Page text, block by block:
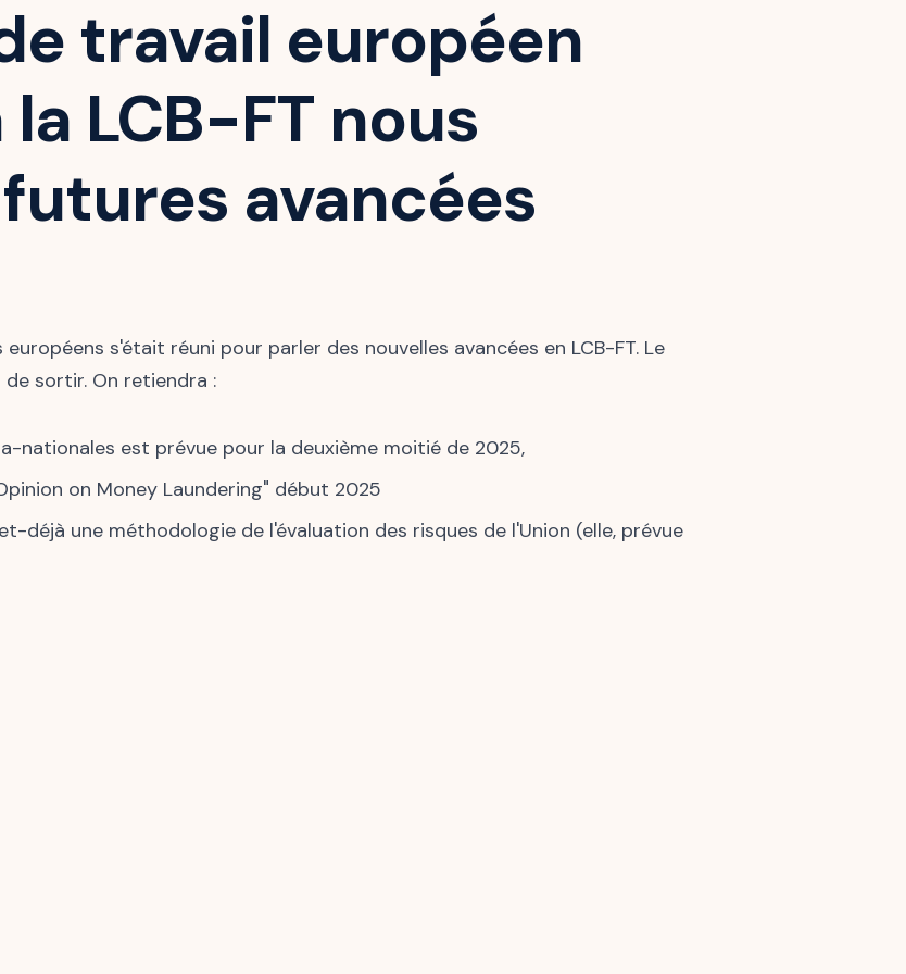
travail européen
LCB-FT nous
avancées
s'était réuni pour parler des nouvelles avancées en LCB-FT. Le
sortir. On retiendra :
nationales est prévue pour la deuxième moitié de 2025,
on Money Laundering" début 2025
déjà une méthodologie de l'évaluation des risques de l'Union (elle, prévue